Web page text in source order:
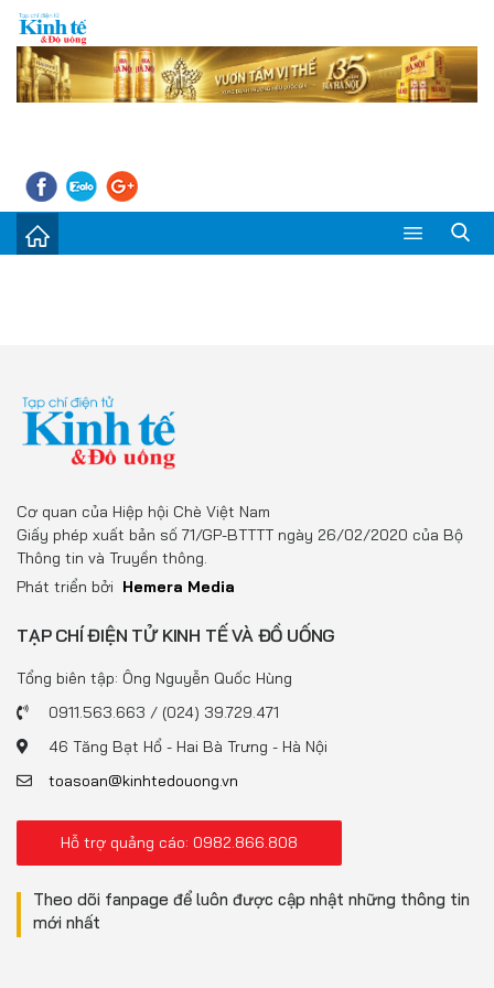
Thị trường
Doanh nghiệp – Doanh nhân
Đồ uống
Pháp luật
Multimedia
Cơ quan của Hiệp hội Chè Việt Nam
Giấy phép xuất bản số 71/GP-BTTTT ngày 26/02/2020 của Bộ
Thông tin và Truyền thông.
Phát triển bởi Hemera Media
TẠP CHÍ ĐIỆN TỬ KINH TẾ VÀ ĐỒ UỐNG
Tổng biên tập: Ông Nguyễn Quốc Hùng
0911.563.663 / (024) 39.729.471
46 Tăng Bạt Hổ - Hai Bà Trưng - Hà Nội
toasoan@kinhtedouong.vn
Hỗ trợ quảng cáo: 0982.866.808
Theo dõi fanpage để luôn được cập nhật những thông tin
mới nhất